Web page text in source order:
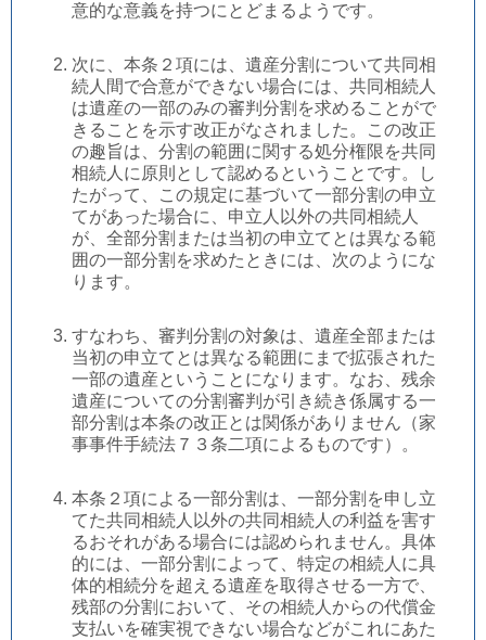
意的な意義を持つにとどまるようです。
次に、本条２項には、遺産分割について共同相
続人間で合意ができない場合には、共同相続人
は遺産の一部のみの審判分割を求めることがで
きることを示す改正がなされました。この改正
の趣旨は、分割の範囲に関する処分権限を共同
相続人に原則として認めるということです。し
たがって、この規定に基づいて一部分割の申立
てがあった場合に、申立人以外の共同相続人
が、全部分割または当初の申立てとは異なる範
囲の一部分割を求めたときには、次のようにな
ります。
すなわち、審判分割の対象は、遺産全部または
当初の申立てとは異なる範囲にまで拡張された
一部の遺産ということになります。なお、残余
遺産についての分割審判が引き続き係属する一
部分割は本条の改正とは関係がありません（家
事事件手続法７３条二項によるものです）。
本条２項による一部分割は、一部分割を申し立
てた共同相続人以外の共同相続人の利益を害す
るおそれがある場合には認められません。具体
的には、一部分割によって、特定の相続人に具
体的相続分を超える遺産を取得させる一方で、
残部の分割において、その相続人からの代償金
支払いを確実視できない場合などがこれにあた